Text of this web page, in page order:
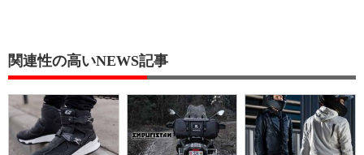
関連性の高いNEWS記事